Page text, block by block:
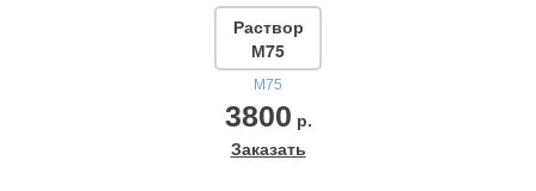
Раствор
М75
М75
3800 р.
Заказать